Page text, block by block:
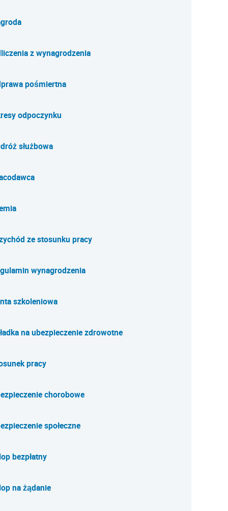
z wynagrodzenia
pośmiertna
odpoczynku
służbowa
ze stosunku pracy
wynagrodzenia
szkoleniowa
na ubezpieczenie zdrowotne
pracy
chorobowe
społeczne
bezpłatny
na żądanie